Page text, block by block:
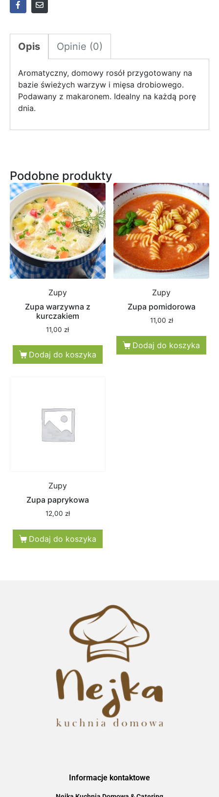
Opis Opinie (0)
Aromatyczny, domowy rosół przygotowany na
bazie świeżych warzyw i mięsa drobiowego.
Podawany z makaronem. Idealny na każdą porę
dnia.
Podobne produkty
Zupy
Zupa warzywna z
kurczakiem
11,00 zł
Dodaj do koszyka
Zupy
Zupa pomidorowa
11,00 zł
Dodaj do koszyka
Zupy
Zupa paprykowa
12,00 zł
Dodaj do koszyka
Informacje kontaktowe